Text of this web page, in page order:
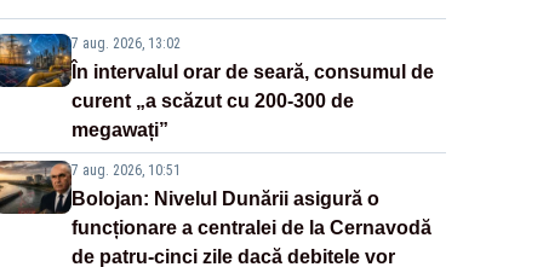
7 aug. 2026, 13:02
În intervalul orar de seară, consumul de
curent „a scăzut cu 200-300 de
megawați”
7 aug. 2026, 10:51
Bolojan: Nivelul Dunării asigură o
funcționare a centralei de la Cernavodă
de patru-cinci zile dacă debitele vor